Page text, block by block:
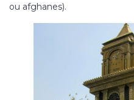
ou afghanes).